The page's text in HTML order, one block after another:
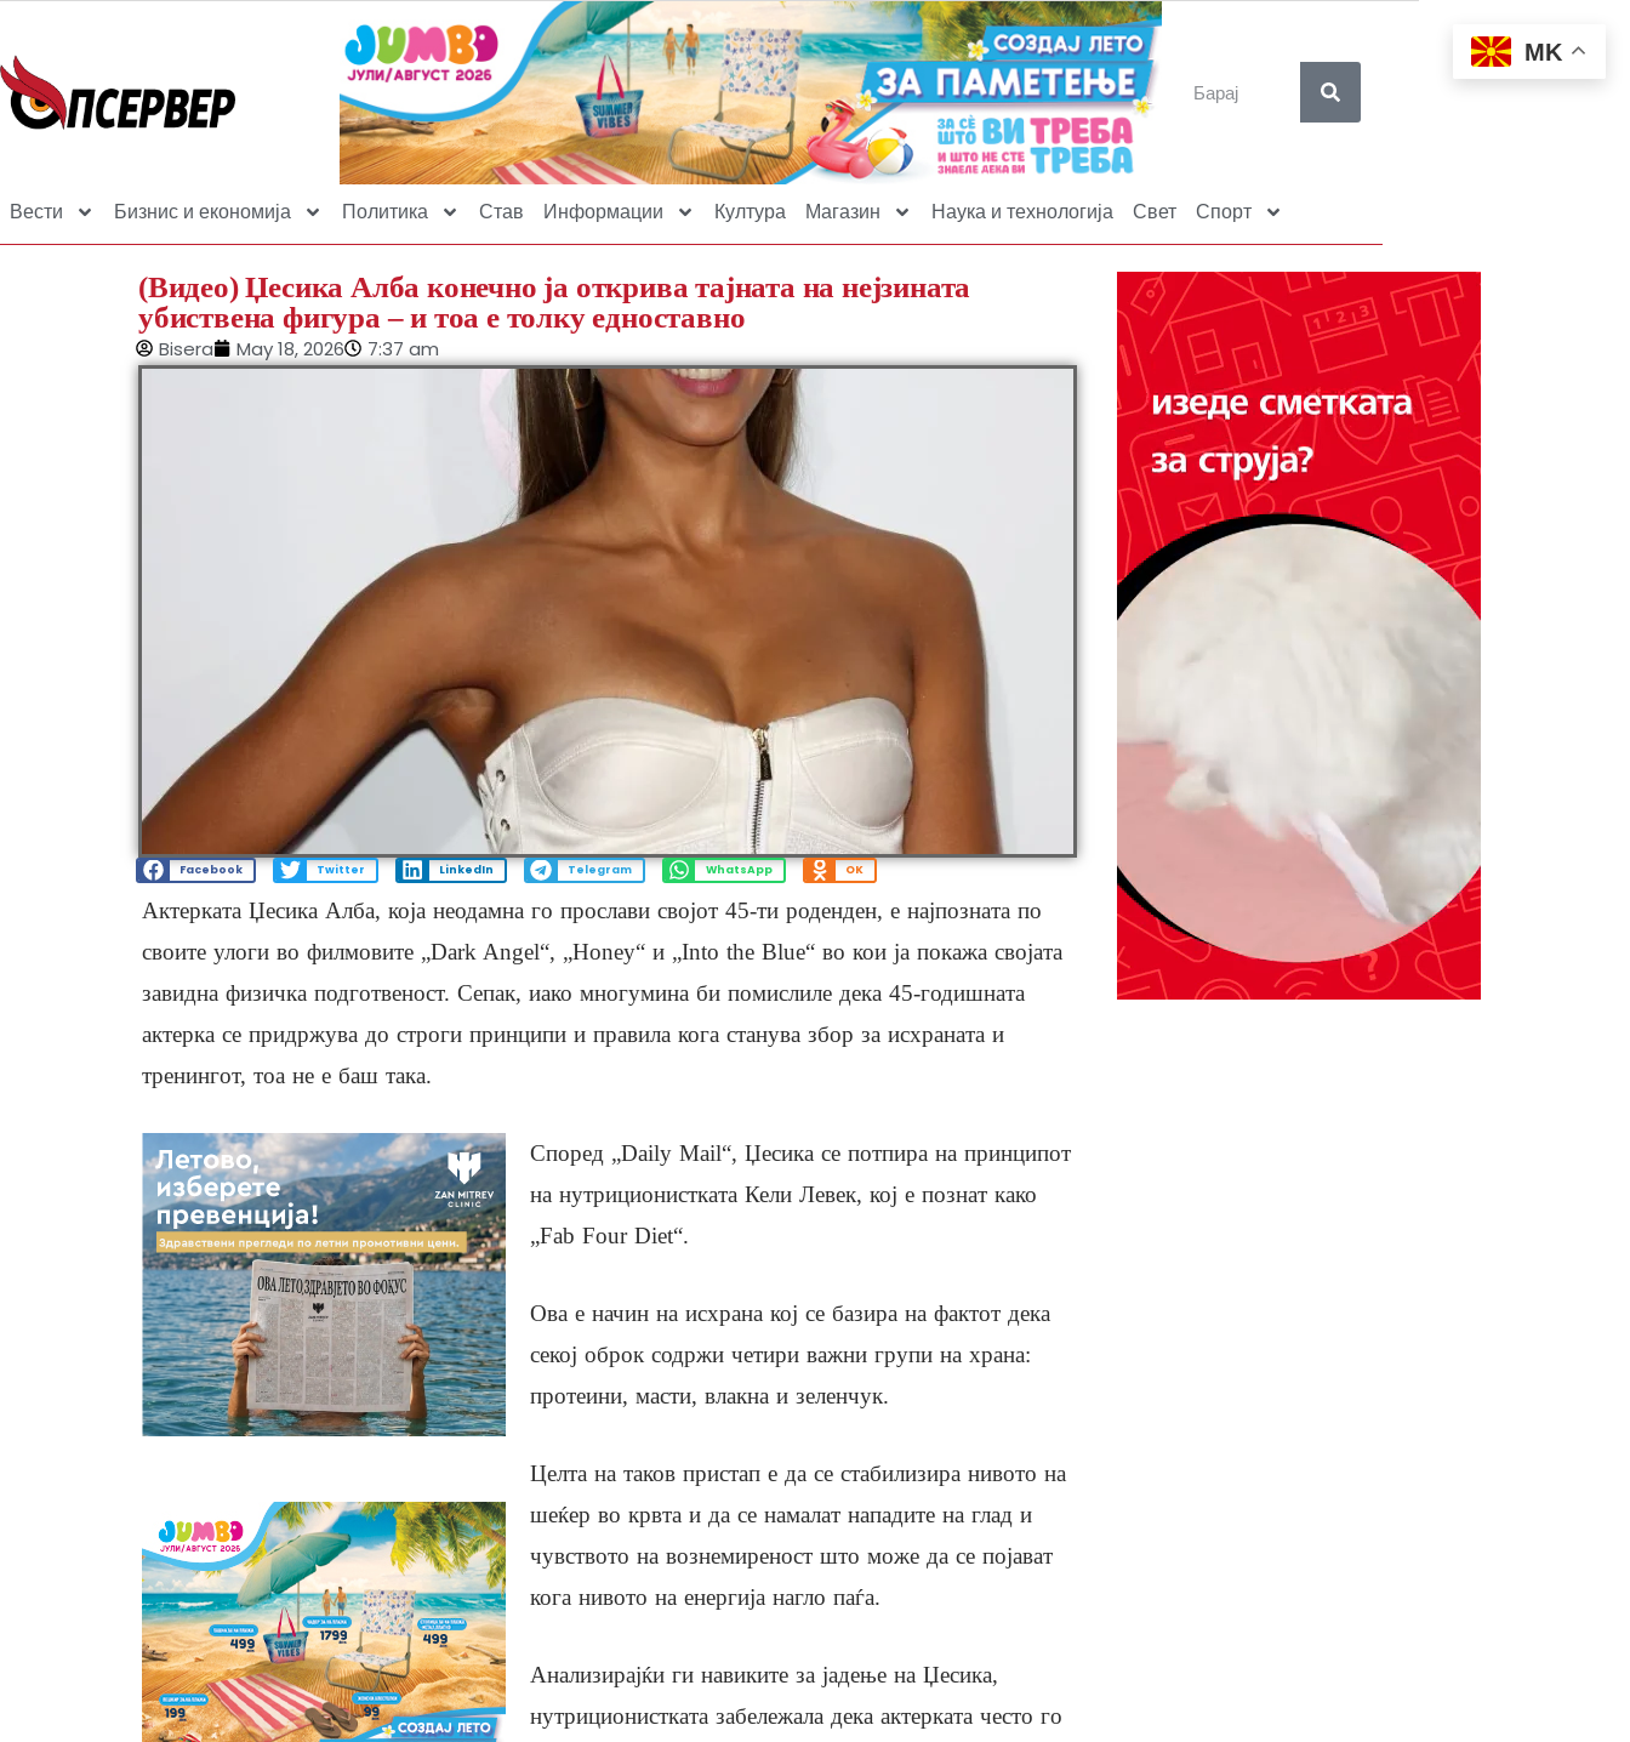
Вести Бизнис и економија Политика Став Информации Култура Магазин Наука и технологија Свет Спорт
(Видео) Џесика Алба конечно ја открива тајната на нејзината
убиствена фигура – и тоа е толку едноставно
Bisera May 18, 2026 7:37 am
Facebook Twitter LinkedIn Telegram WhatsApp OK
Актерката Џесика Алба, која неодамна го прослави својот 45-ти роденден, е најпозната по
своите улоги во филмовите „Dark Angel“, „Honey“ и „Into the Blue“ во кои ја покажа својата
завидна физичка подготвеност. Сепак, иако многумина би помислиле дека 45-годишната
актерка се придржува до строги принципи и правила кога станува збор за исхраната и
тренингот, тоа не е баш така.
Според „Daily Mail“, Џесика се потпира на принципот
на нутриционистката Кели Левек, кој е познат како
„Fab Four Diet“.
Ова е начин на исхрана кој се базира на фактот дека
секој оброк содржи четири важни групи на храна:
протеини, масти, влакна и зеленчук.
Целта на таков пристап е да се стабилизира нивото на
шеќер во крвта и да се намалат нападите на глад и
чувството на вознемиреност што може да се појават
кога нивото на енергија нагло паѓа.
Анализирајќи ги навиките за јадење на Џесика,
нутриционистката забележала дека актерката често го
MK